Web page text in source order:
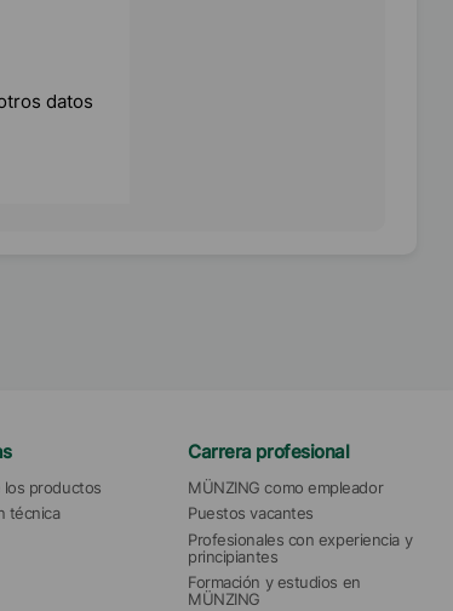
datos
los productos
técnica
Carrera profesional
MÜNZING como empleador
Puestos vacantes
Profesionales con experiencia y
principiantes
Formación y estudios en
MÜNZING